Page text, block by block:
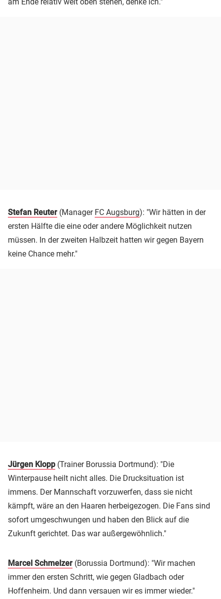
Stefan Reuter (Manager FC Augsburg): "Wir hätten in der
ersten Hälfte die eine oder andere Möglichkeit nutzen
müssen. In der zweiten Halbzeit hatten wir gegen Bayern
keine Chance mehr."
Jürgen Klopp (Trainer Borussia Dortmund): "Die
Winterpause heilt nicht alles. Die Drucksituation ist
immens. Der Mannschaft vorzuwerfen, dass sie nicht
kämpft, wäre an den Haaren herbeigezogen. Die Fans sind
sofort umgeschwungen und haben den Blick auf die
Zukunft gerichtet. Das war außergewöhnlich."
Marcel Schmelzer (Borussia Dortmund): "Wir machen
immer den ersten Schritt, wie gegen Gladbach oder
Hoffenheim. Und dann versauen wir es immer wieder."